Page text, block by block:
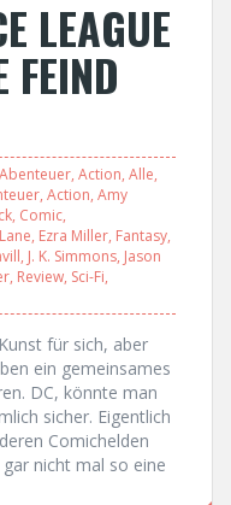
LEAGUE
FEIND
Abenteuer, Action, Alle,
, Action, Amy
, Comic,
, Ezra Miller, Fantasy,
, J. K. Simmons, Jason
, Review, Sci-Fi,
für sich, aber
ein gemeinsames
DC, könnte man
sicher. Eigentlich
Comichelden
nicht mal so eine